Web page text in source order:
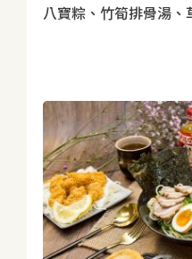
八寶粽、竹筍排骨湯、